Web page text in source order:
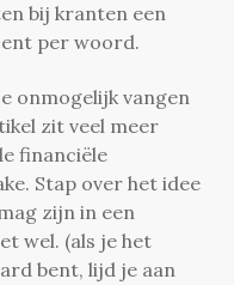
bij kranten een
per woord.
onmogelijk vangen
zit veel meer
financiële
Stap over het idee
zijn in een
wel. (als je het
bent, lijd je aan